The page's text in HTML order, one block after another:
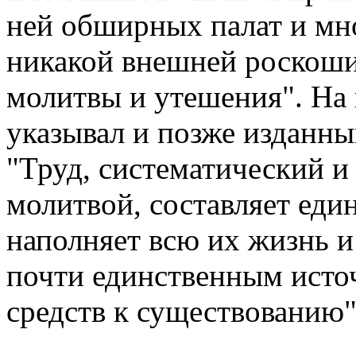
ней обширных палат и
никакой внешней
молитвы и утешения". На
указывал и позже
"Труд, систематический
молитвой, составляет
наполняет всю их жизнь
почти единственным
средств к